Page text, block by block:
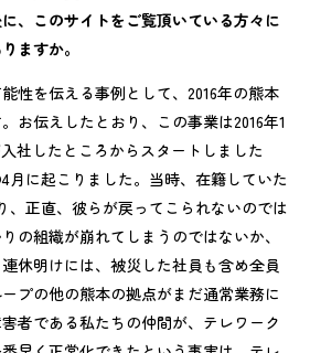
、このサイトをご覧頂いている方々に
ますか。
性を伝える事例として、2016年の熊本
お伝えしたとおり、この事業は2016年1
社したところからスタートしました
月に起こりました。当時、在籍していた
、正直、彼らが戻ってこられないのでは
の組織が崩れてしまうのではないか、
休明けには、被災した社員も含め全員
プの他の熊本の拠点がまだ通常業務に
者である私たちの仲間が、テレワーク